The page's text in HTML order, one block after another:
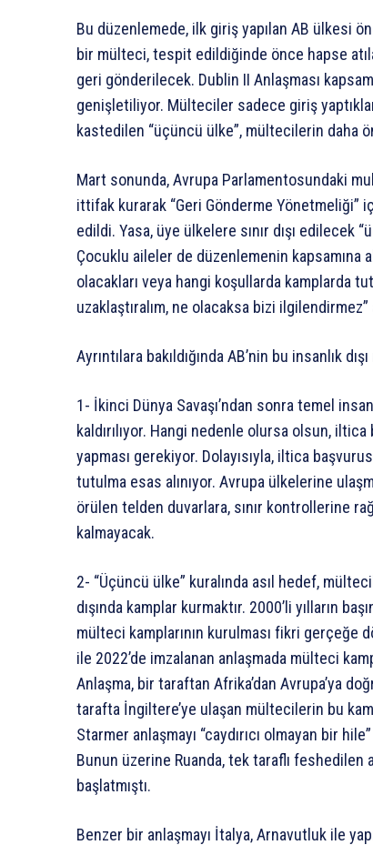
Bu düzenlemede, ilk giriş yapılan AB ülkesi
bir mülteci, tespit edildiğinde önce hapse
geri gönderilecek. Dublin II Anlaşması
genişletiliyor. Mülteciler sadece giriş
kastedilen “üçüncü ülke”, mültecilerin daha
Mart sonunda, Avrupa Parlamentosundaki
ittifak kurarak “Geri Gönderme Yönetmeliği”
edildi. Yasa, üye ülkelere sınır dışı edilecek
Çocuklu aileler de düzenlemenin kapsamına
olacakları veya hangi koşullarda kamplarda
uzaklaştıralım, ne olacaksa bizi ilgilendirmez”
Ayrıntılara bakıldığında AB’nin bu insanlık
1- İkinci Dünya Savaşı’ndan sonra temel
kaldırılıyor. Hangi nedenle olursa olsun,
yapması gerekiyor. Dolayısıyla, iltica
tutulma esas alınıyor. Avrupa ülkelerine
örülen telden duvarlara, sınır kontrollerine
kalmayacak.
2- “Üçüncü ülke” kuralında asıl hedef,
dışında kamplar kurmaktır. 2000’li yılların
mülteci kamplarının kurulması fikri gerçeğe
ile 2022’de imzalanan anlaşmada mülteci
Anlaşma, bir taraftan Afrika’dan Avrupa’ya
tarafta İngiltere’ye ulaşan mültecilerin bu
Starmer anlaşmayı “caydırıcı olmayan bir
Bunun üzerine Ruanda, tek taraflı feshedilen
başlatmıştı.
Benzer bir anlaşmayı İtalya, Arnavutluk ile